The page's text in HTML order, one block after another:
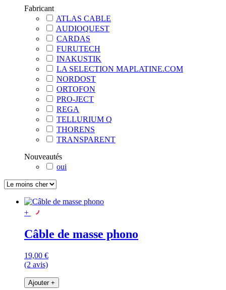
Fabricant
ATLAS CABLE
AUDIOQUEST
CARDAS
FURUTECH
INAKUSTIK
LA SELECTION MAPLATINE.COM
NORDOST
ORTOFON
PRO-JECT
REGA
TELLURIUM Q
THORENS
TRANSPARENT
Nouveautés
oui
+
Câble de masse phono
19,00 €
(2 avis)
Ajouter +